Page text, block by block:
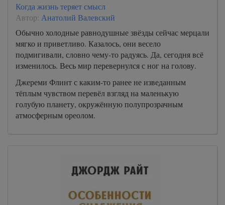
Когда жизнь теряет смысл
Автор: Анатолий Валевский
Обычно холодные равнодушные звёзды сейчас мерцали
мягко и приветливо. Казалось, они весело
подмигивали, словно чему-то радуясь. Да, сегодня всё
изменилось. Весь мир перевернулся с ног на голову.
Джереми Флинт с каким-то ранее не изведанным
тёплым чувством перевёл взгляд на маленькую
голубую планету, окружённую полупрозрачным
атмосферным ореолом.